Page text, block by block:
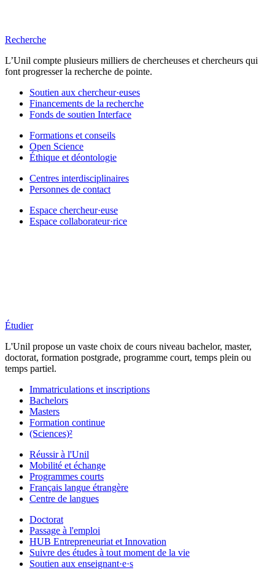
Recherche
L’Unil compte plusieurs milliers de chercheuses et chercheurs qui
font progresser la recherche de pointe.
Soutien aux chercheur·euses
Financements de la recherche
Fonds de soutien Interface
Formations et conseils
Open Science
Éthique et déontologie
Centres interdisciplinaires
Personnes de contact
Espace chercheur·euse
Espace collaborateur·rice
Étudier
L'Unil propose un vaste choix de cours niveau bachelor, master,
doctorat, formation postgrade, programme court, temps plein ou
temps partiel.
Immatriculations et inscriptions
Bachelors
Masters
Formation continue
(Sciences)²
Réussir à l'Unil
Mobilité et échange
Programmes courts
Français langue étrangère
Centre de langues
Doctorat
Passage à l'emploi
HUB Entrepreneuriat et Innovation
Suivre des études à tout moment de la vie
Soutien aux enseignant·e·s